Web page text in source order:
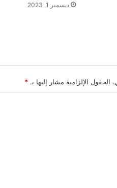
ديسمبر 1, 2023
الحقول الإلزامية مشار إليها بـ *